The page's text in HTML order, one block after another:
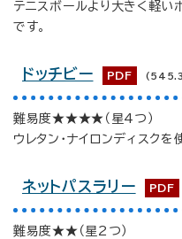
テニスボールより大きく軽い
です。
ドッチビー PDF
難易度★★★★（星4つ）
ウレタン・ナイロンディスク
ネットパスラリー PDF
難易度★★（星2つ）